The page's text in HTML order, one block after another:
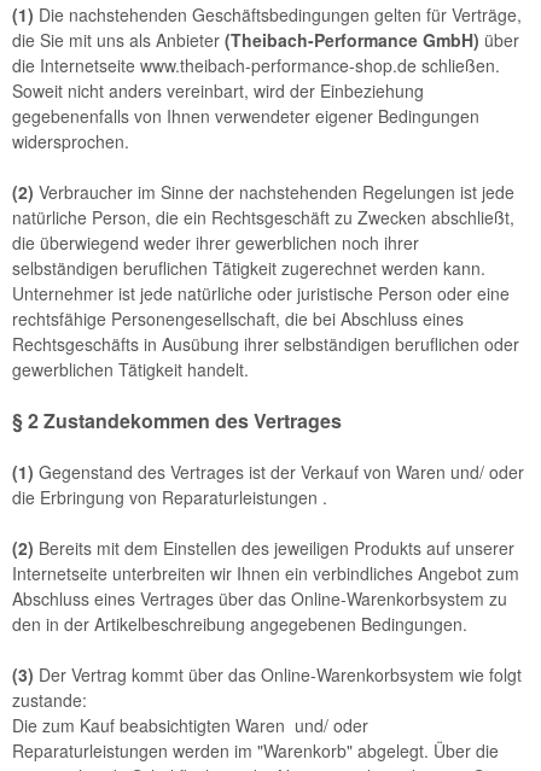
(1) Die nachstehenden Geschäftsbedingungen gelten für Verträge,
die Sie mit uns als Anbieter (Theibach-Performance GmbH) über
die Internetseite www.theibach-performance-shop.de schließen.
Soweit nicht anders vereinbart, wird der Einbeziehung
gegebenenfalls von Ihnen verwendeter eigener Bedingungen
widersprochen.
(2) Verbraucher im Sinne der nachstehenden Regelungen ist jede
natürliche Person, die ein Rechtsgeschäft zu Zwecken abschließt,
die überwiegend weder ihrer gewerblichen noch ihrer
selbständigen beruflichen Tätigkeit zugerechnet werden kann.
Unternehmer ist jede natürliche oder juristische Person oder eine
rechtsfähige Personengesellschaft, die bei Abschluss eines
Rechtsgeschäfts in Ausübung ihrer selbständigen beruflichen oder
gewerblichen Tätigkeit handelt.
§ 2 Zustandekommen des Vertrages
(1) Gegenstand des Vertrages ist der Verkauf von Waren und/ oder
die Erbringung von Reparaturleistungen .
(2) Bereits mit dem Einstellen des jeweiligen Produkts auf unserer
Internetseite unterbreiten wir Ihnen ein verbindliches Angebot zum
Abschluss eines Vertrages über das Online-Warenkorbsystem zu
den in der Artikelbeschreibung angegebenen Bedingungen.
(3) Der Vertrag kommt über das Online-Warenkorbsystem wie folgt
zustande:
Die zum Kauf beabsichtigten Waren und/ oder
Reparaturleistungen werden im "Warenkorb" abgelegt. Über die